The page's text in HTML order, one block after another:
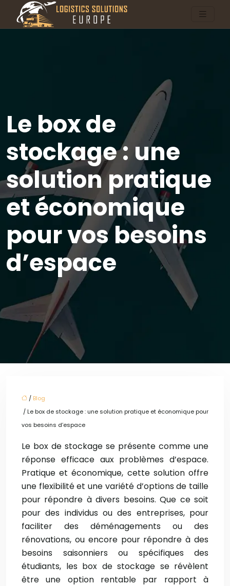
Le box de
stockage : une
solution pratique
et économique
pour vos besoins
d’espace
/ Blog
/ Le box de stockage : une solution pratique et économique pour
vos besoins d’espace
Le box de stockage se présente comme une
réponse efficace aux problèmes d’espace.
Pratique et économique, cette solution offre
une flexibilité et une variété d’options de taille
pour répondre à divers besoins. Que ce soit
pour des individus ou des entreprises, pour
faciliter des déménagements ou des
rénovations, ou encore pour répondre à des
besoins saisonniers ou spécifiques des
étudiants, les box de stockage se révèlent
être une option rentable par rapport à